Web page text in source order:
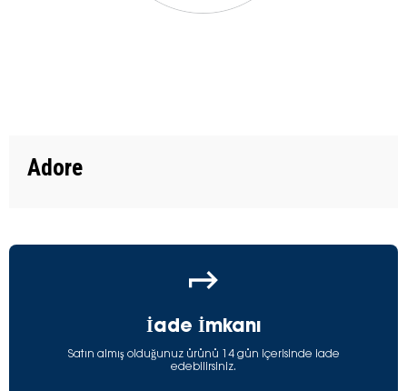
Adore
İade İmkanı
Satın almış olduğunuz ürünü 14 gün içerisinde iade
edebilirsiniz.